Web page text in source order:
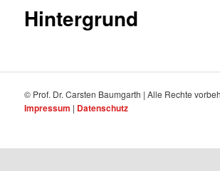
Hintergrund
© Prof. Dr. Carsten Baumgarth | Alle Rechte
Impressum | Datenschutz